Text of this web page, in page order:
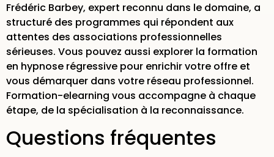
Frédéric Barbey, expert reconnu dans le domaine, a
structuré des programmes qui répondent aux
attentes des associations professionnelles
sérieuses. Vous pouvez aussi explorer la formation
en hypnose régressive pour enrichir votre offre et
vous démarquer dans votre réseau professionnel.
Formation-elearning vous accompagne à chaque
étape, de la spécialisation à la reconnaissance.
Questions fréquentes